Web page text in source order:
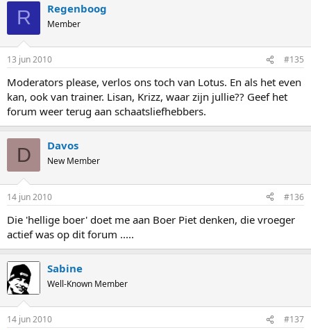
R Regenboog
Member
13 jun 2010 #135
Moderators please, verlos ons toch van Lotus. En als het even
kan, ook van trainer. Lisan, Krizz, waar zijn jullie?? Geef het
forum weer terug aan schaatsliefhebbers.
D Davos
New Member
14 jun 2010 #136
Die 'hellige boer' doet me aan Boer Piet denken, die vroeger
actief was op dit forum .....
Sabine
Well-Known Member
14 jun 2010 #137